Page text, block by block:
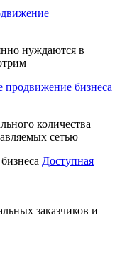
нуждаются в
продвижение бизнеса
количества
сетью
Доступная
заказчиков и